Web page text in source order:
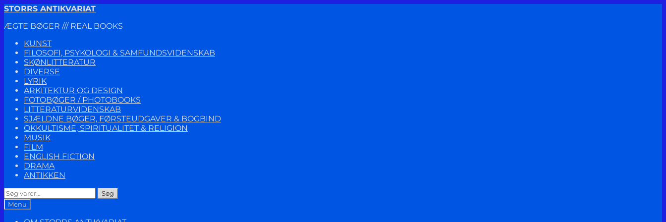
Spring
navigation
Spring
indhold
STORRS ANTIKVARIAT
ÆGTE BØGER /// REAL BOOKS
KUNST
FILOSOFI, PSYKOLOGI & SAMFUNDSVIDENSKAB
SKØNLITTERATUR
DIVERSE
LYRIK
ARKITEKTUR OG DESIGN
FOTOBØGER / PHOTOBOOKS
LITTERATURVIDENSKAB
SJÆLDNE BØGER, FØRSTEUDGAVER & BOGBIND
OKKULTISME, SPIRITUALITET & RELIGION
MUSIK
FILM
ENGLISH FICTION
DRAMA
ANTIKKEN
Søg
efter:
Søg
Menu